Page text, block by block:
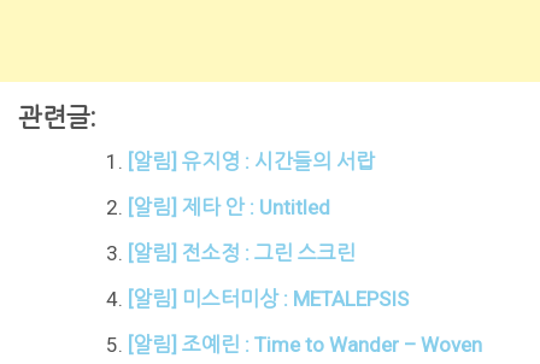
관련글:
[알림] 유지영 : 시간들의 서랍
[알림] 제타 안 : Untitled
[알림] 전소정 : 그린 스크린
[알림] 미스터미상 : METALEPSIS
[알림] 조예린 : Time to Wander – Woven